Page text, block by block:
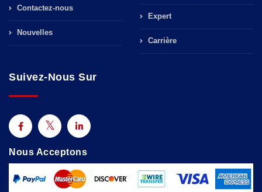
Contactez-nous
Nouvelles
Expert
Carrière
Suivez-Nous Sur
Nous Acceptons